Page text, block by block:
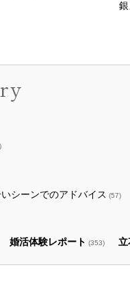
シーンでのアドバイス (57)
婚活体験レポート (353) 立